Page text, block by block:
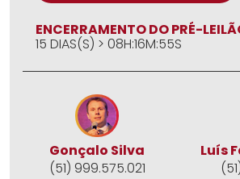
ENCERRAMENTO DO PRÉ-
15 DIAS(S) > 08H:16M:53S
Gonçalo Silva
(51) 999.575.021
Luís